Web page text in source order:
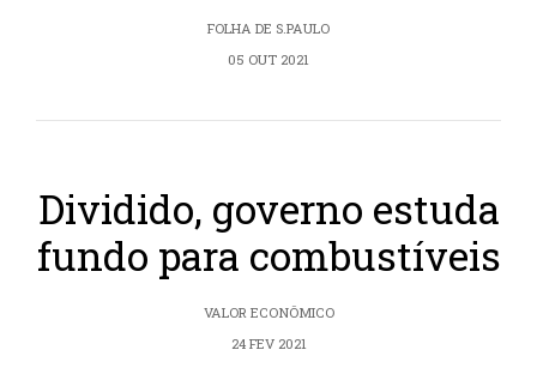
FOLHA DE S.PAULO
05 OUT 2021
Dividido, governo estuda
fundo para combustíveis
VALOR ECONÔMICO
24 FEV 2021